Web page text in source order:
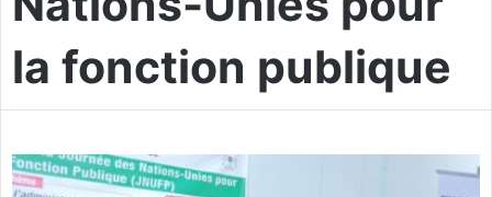
la fonction publique